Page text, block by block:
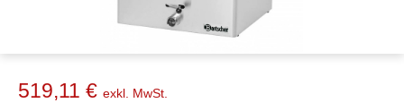
519,11 € exkl. MwSt.